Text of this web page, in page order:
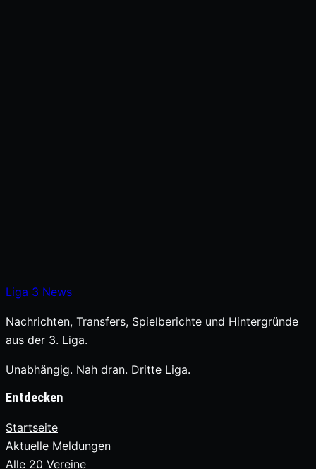
Liga 3 News
Nachrichten, Transfers, Spielberichte und Hintergründe
aus der 3. Liga.
Unabhängig. Nah dran. Dritte Liga.
Entdecken
Startseite
Aktuelle Meldungen
Alle 20 Vereine